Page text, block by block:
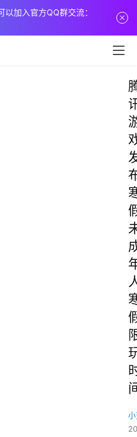
加入官方QQ群交流：